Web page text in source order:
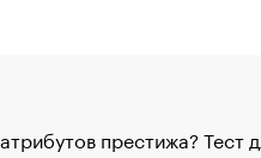
престижа? Тест